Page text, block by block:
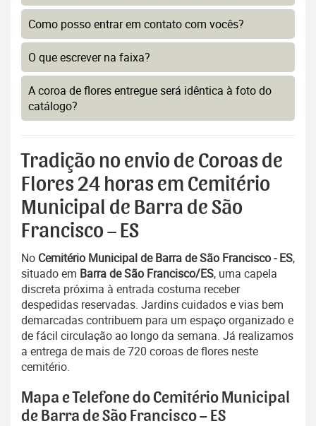
Como posso entrar em contato com vocês?
O que escrever na faixa?
A coroa de flores entregue será idêntica à foto do
catálogo?
Tradição no envio de Coroas de
Flores 24 horas em Cemitério
Municipal de Barra de São
Francisco – ES
No Cemitério Municipal de Barra de São Francisco - ES,
situado em Barra de São Francisco/ES, uma capela
discreta próxima à entrada costuma receber
despedidas reservadas. Jardins cuidados e vias bem
demarcadas contribuem para um espaço organizado e
de fácil circulação ao longo da semana. Já realizamos
a entrega de mais de 720 coroas de flores neste
cemitério.
Mapa e Telefone do Cemitério Municipal
de Barra de São Francisco – ES